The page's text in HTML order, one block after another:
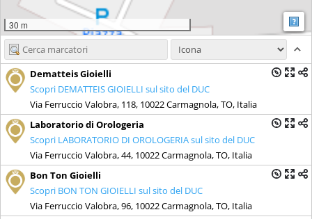
30 m
Dematteis Gioielli
Scopri DEMATTEIS GIOIELLI sul sito del DUC
Via Ferruccio Valobra, 118, 10022 Carmagnola, TO, Italia
Laboratorio di Orologeria
Scopri LABORATORIO DI OROLOGERIA sul sito del DUC
Via Ferruccio Valobra, 44, 10022 Carmagnola, TO, Italia
Bon Ton Gioielli
Scopri BON TON GIOIELLI sul sito del DUC
Via Ferruccio Valobra, 96, 10022 Carmagnola, TO, Italia